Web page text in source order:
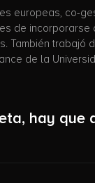
europeas, co-
de
También
de la
hay que